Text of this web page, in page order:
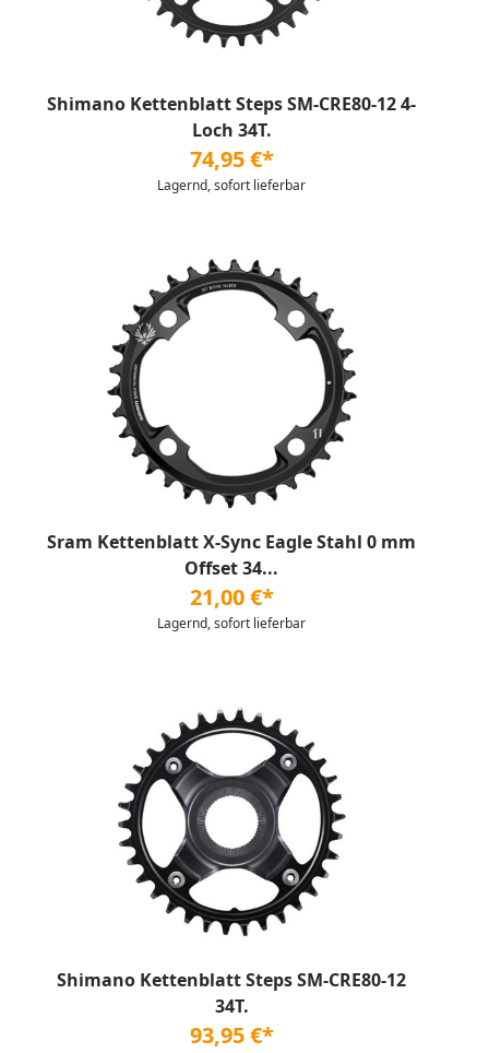
Shimano Kettenblatt Steps SM-CRE80-12 4-
Loch 34T.
74,95 €*
Lagernd, sofort lieferbar
Sram Kettenblatt X-Sync Eagle Stahl 0 mm
Offset 34...
21,00 €*
Lagernd, sofort lieferbar
Shimano Kettenblatt Steps SM-CRE80-12
34T.
93,95 €*